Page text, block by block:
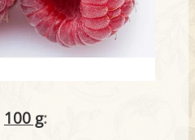
100 g: